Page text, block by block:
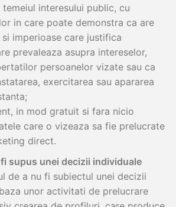
interesului public, cu
in care poate demonstra ca are
imperioase care justifica
prevaleaza asupra intereselor,
persoanelor vizate sau ca
exercitarea sau apararea
in mod gratuit si fara nicio
care o vizeaza sa fie prelucrate
direct.
supus unei decizii individuale
de a nu fi subiectul unei decizii
unor activitati de prelucrare